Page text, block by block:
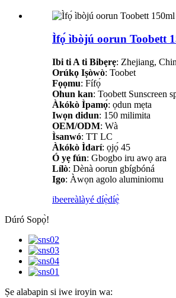
Ìfọ́ ìbòjú oorun Toobett
Ibi ti A ti Bibẹrẹ: Zhejiang,
Orúkọ Iṣòwò: Toobet
Fọọmu: Fífọ́
Ohun kan: Toobett Sunscreen
Àkókò Ìpamọ́: ọdun mẹta
Iwọn didun: 150 milimita
OEM/ODM: Wà
Ìsanwó: TT LC
Àkókò Ìdarí: ọjọ́ 45
Ó yẹ fún: Gbogbo iru awọ ara
Lílò: Dènà oorun gbígbóná
Igo: Àwọn agolo aluminiomu
ibeereàlàyé díẹ̀díẹ̀
Dúró Sopọ̀!
Ṣe alabapin si iwe iroyin wa: